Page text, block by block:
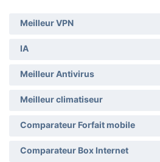
Meilleur VPN
IA
Meilleur Antivirus
Meilleur climatiseur
Comparateur Forfait mobile
Comparateur Box Internet